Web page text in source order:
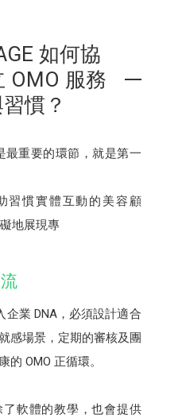
如何協
OMO 服務
慣？
最重要的環節，就是第一
習慣實體互動的美容顧
地展現專
企業 DNA，必須設計適合
感場景，定期的審核及團
OMO 正循環。
了軟體的教學，也會提供